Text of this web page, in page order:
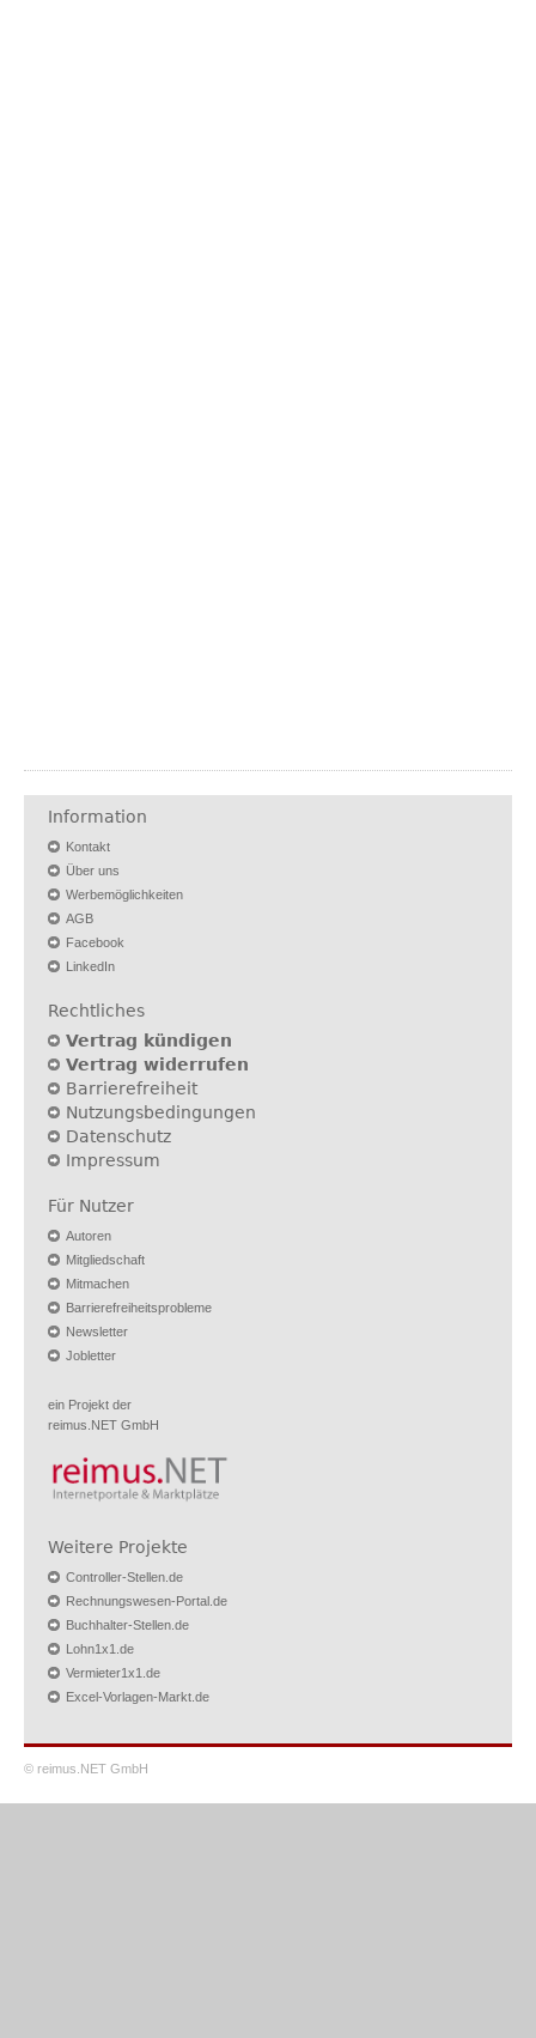
Information
Kontakt
Über uns
Werbemöglichkeiten
AGB
Facebook
LinkedIn
Rechtliches
Vertrag kündigen
Vertrag widerrufen
Barrierefreiheit
Nutzungsbedingungen
Datenschutz
Impressum
Für Nutzer
Autoren
Mitgliedschaft
Mitmachen
Barrierefreiheitsprobleme
Newsletter
Jobletter
ein Projekt der
reimus.NET GmbH
Weitere Projekte
Controller-Stellen.de
Rechnungswesen-Portal.de
Buchhalter-Stellen.de
Lohn1x1.de
Vermieter1x1.de
Excel-Vorlagen-Markt.de
© reimus.NET GmbH